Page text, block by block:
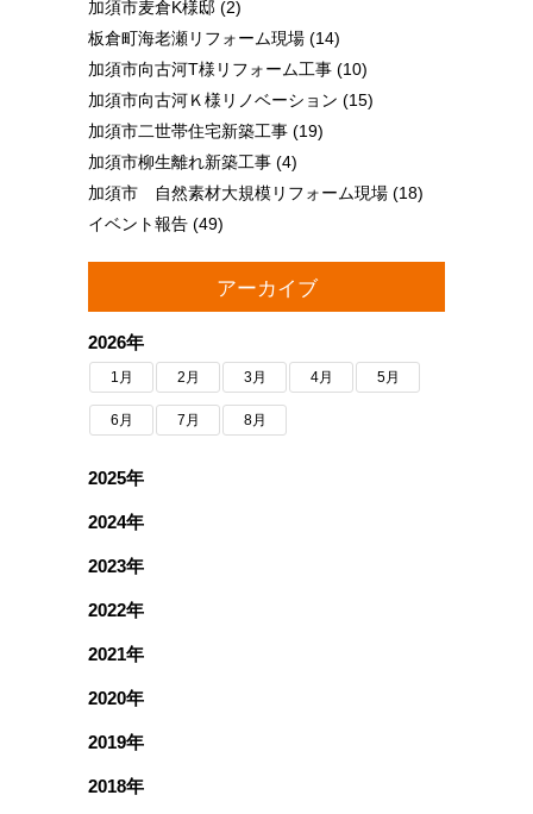
加須市麦倉K様邸 (2)
板倉町海老瀬リフォーム現場 (14)
加須市向古河T様リフォーム工事 (10)
加須市向古河Ｋ様リノベーション (15)
加須市二世帯住宅新築工事 (19)
加須市柳生離れ新築工事 (4)
加須市 自然素材大規模リフォーム現場 (18)
イベント報告 (49)
アーカイブ
2026年
1月 2月 3月 4月 5月
6月 7月 8月
2025年
2024年
2023年
2022年
2021年
2020年
2019年
2018年